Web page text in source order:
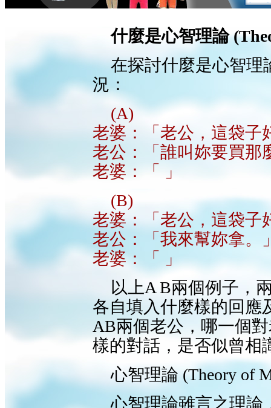
什麼是心智理論
在探討什麼是心智理
況：
(A)
老婆：「老公，這袋子
老公：「誰叫妳要買那
老婆：「 」
(B)
老婆：「老公，這袋子
老公：「我來幫妳拿。
老婆：「 」
以上A B兩個例子，
各自填入什麼樣的回應
AB兩個老公，哪一個
樣的對話，是否似曾相
心智理論 (Theory of
心智理論雖言之理論